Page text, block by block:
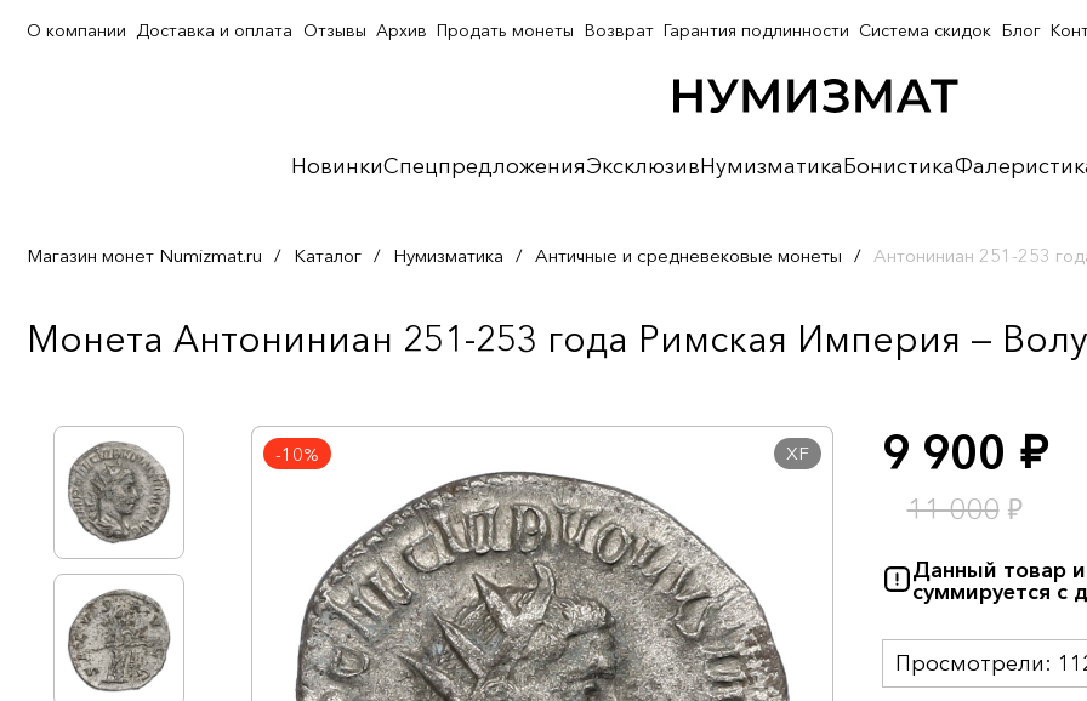
НовинкиСпецпредложенияЭксклюзивНумизматикаБонистика
О компании Доставка и оплата Отзывы Архив Продать монеты Возврат Гарантия подлинности Система скидок Блог
Магазин монет Numizmat.ru / Каталог / Нумизматика / Античные и средневековые монеты / Антониниан 251-253
Монета Антониниан 251-253 года Римская Империя —
-10% XF 9 900 руб.
11 000 ₽
Данный товар
суммируется с
Просмотрели: